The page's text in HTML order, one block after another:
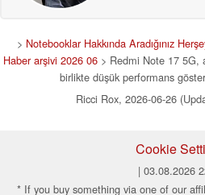
> Notebooklar Hakkında Aradığınız
Haber arşivi 2026 06> Redmi Note 17 5G,
birlikte düşük performans
Ricci Rox, 2026-06-26
Cookie
| 03.08.2026
* If you buy something via one of our